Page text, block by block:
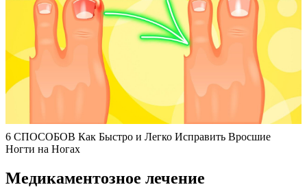
6 СПОСОБОВ Как Быстро и Легко Исправить Вросшие
Ногти на Ногах
Медикаментозное лечение